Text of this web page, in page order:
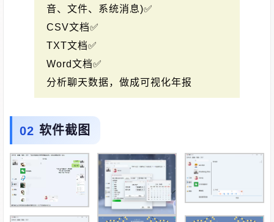
音、文件、系统消息)✅
CSV文档✅
TXT文档✅
Word文档✅
分析聊天数据，做成可视化年报
软件截图